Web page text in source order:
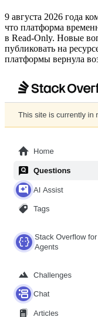
9 августа 2026 года
что платформа
в Read‑Only. Новые
публиковать на
платформы вернула